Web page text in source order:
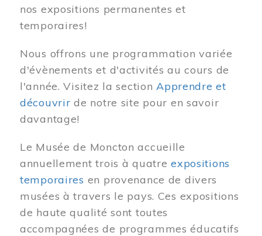
nos expositions permanentes et
temporaires!
Nous offrons une programmation variée
d'évènements et d'activités au cours de
l'année. Visitez la sectionApprendre et
découvrir de notre site pour en savoir
davantage!
Le Musée de Moncton accueille
annuellement trois à quatreexpositions
temporaires en provenance de divers
musées à travers le pays. Ces expositions
de haute qualité sont toutes
accompagnées de programmes éducatifs